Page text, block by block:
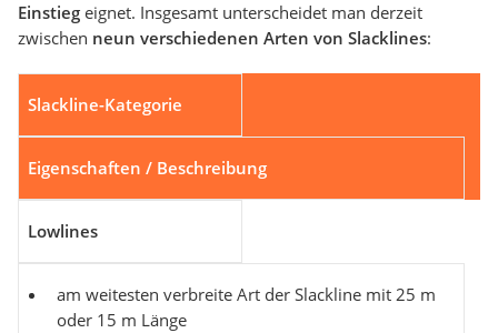
Einstieg eignet. Insgesamt unterscheidet man derzeit
zwischen neun verschiedenen Arten von Slacklines:
Slackline-Kategorie
Eigenschaften / Beschreibung
Lowlines
am weitesten verbreite Art der Slackline mit 25 m
oder 15 m Länge